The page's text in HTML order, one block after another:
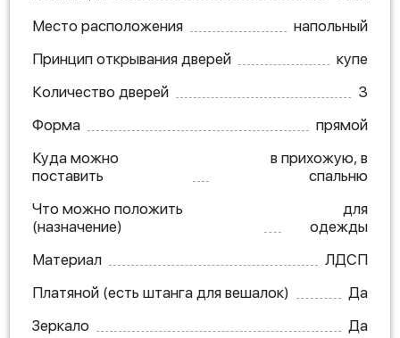
Место расположения
напольный
Принцип открывания дверей
купе
Количество дверей
3
Форма
прямой
Куда можно
поставить
в прихожую, в
спальню
Что можно положить
(назначение)
для
одежды
Материал
ЛДСП
Платяной (есть штанга для вешалок)
Да
Зеркало
Да